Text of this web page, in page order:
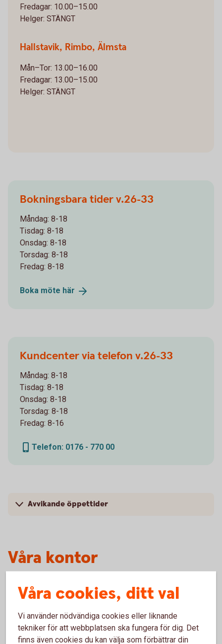
Fredagar: 10.00–15.00
Helger: STÄNGT
Hallstavik, Rimbo, Älmsta
Mån–Tor: 13.00–16.00
Fredagar: 13.00–15.00
Helger: STÄNGT
Bokningsbara tider v.26-33
Måndag: 8-18
Tisdag: 8-18
Onsdag: 8-18
Torsdag: 8-18
Fredag: 8-18
Boka möte här
Kundcenter via telefon v.26-33
Måndag: 8-18
Tisdag: 8-18
Onsdag: 8-18
Torsdag: 8-18
Fredag: 8-16
Telefon: 0176 - 770 00
Avvikande öppettider
Våra kontor
Norrtälje centrum
Privat, företag och huvudkontor
Mån - Ons:10:00 - 16:00
Våra cookies, ditt val
Vi använder nödvändiga cookies eller liknande
tekniker för att webbplatsen ska fungera för dig. Det
finns även cookies du kan välja som förbättrar din